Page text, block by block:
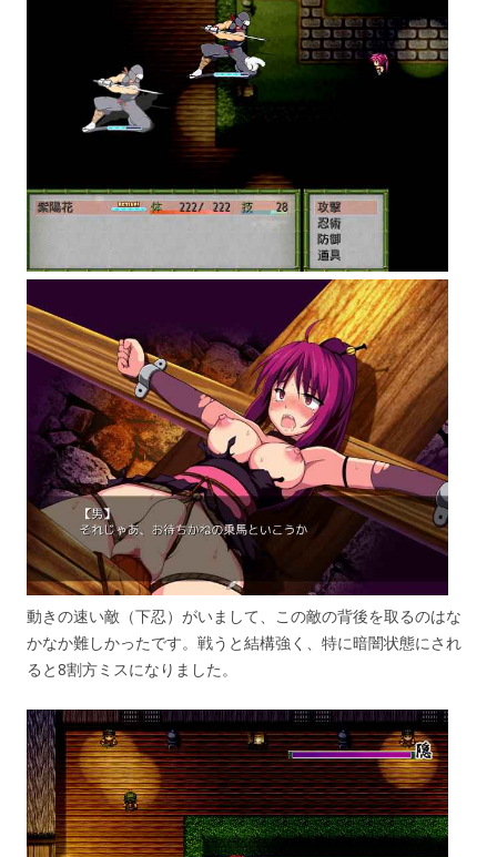
動きの速い敵（下忍）がいまして、この敵の背後を取るのはな
かなか難しかったです。戦うと結構強く、特に暗闇状態にされ
ると8割方ミスになりました。